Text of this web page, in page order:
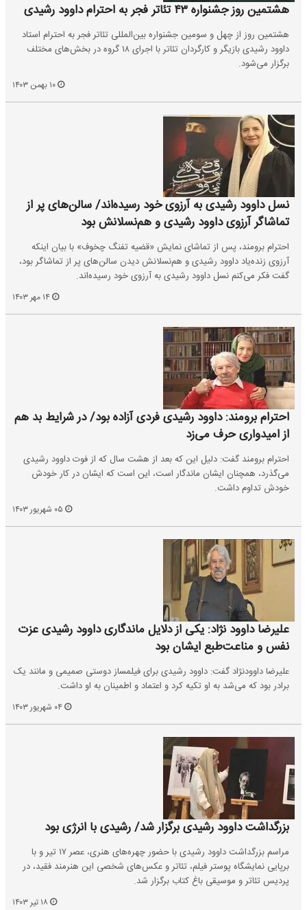
هشتمین روز جشنواره ۴۳ تئاتر فجر به احترام داوود رشیدی
هشتمین روز از چهل و سومین جشنواره بین‌المللی تئاتر فجر به احترام استاد
داوود رشیدی بازیگر و کارگردان تئاتر با اجرای ۱۸ گروه در بخش‌های مختلف
برگزار می‌شود.
نسل داوود رشیدی به آرزوی خود رسیده‌اند/ سالن‌های پر از
تماشاگر آرزوی داوود رشیدی و هم‌نسلانش بود
احترام برومند، پس از تماشای نمایش «قضیه تفنگ چخوف» با بیان اینکه
آرزوی زنده‌یاد داوود رشیدی و هم‌نسلانش دیدن سالن‌های پر از تماشاگر بود،
گفت فکر می‌کنم نسل داوود رشیدی به آرزوی خود رسیده‌اند.
احترام برومند: داوود رشیدی فردی آزاده بود/ در شرایط بد هم
از امیدواری حرف می‌زد
احترام برومند گفت: دلیل این که بعد از هشت سال که از فوت داوود رشیدی
می‌گذرد، همچنان ایشان ماندگار است، این است که ایشان در کار خودش
خودش تداوم داشت.
علیرضا داوود نژاد: یکی از دلایل ماندگاری داوود رشیدی عزت
نفس و مناعت‌طبع ایشان بود
علیرضا داوودنژاد گفت: داوود رشیدی برای فیلمساز دوستی صمیمی و مانند یک
برادر بود که می‌شد به او تکیه کرد و اعتماد و اطمینان به او داشت.
بزرگداشت داوود رشیدی برگزار شد/ رشیدی با انرژی بود
مراسم بزرگداشت داوود رشیدی با حضور چهره‌های هنری، عصر ۱۷ تیر و با
برپایی نمایشگاه پوستر فیلم، تئاتر و عکس‌های شخصی این هنرمند فقید، در
پردیس تئاتر و موسیقی باغ کتاب برگزار شد.